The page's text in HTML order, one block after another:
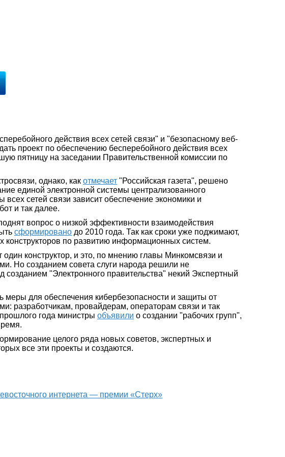
действия всех сетей связи" и "безопасному веб-
проект по обеспечению бесперебойного действия всех
пятницу на заседании Правительственной комиссии по
однако, как отмечает "Российская газета", решено
единой электронной системы централизованного
сетей связи зависит обеспечение экономики и
и так далее.
вопрос о низкой эффективности взаимодействия
сформировано до 2010 года. Так как сроки уже поджимают,
конструкторов по развитию информационных систем.
один конструктор, и это, по мнению главы Минкомсвязи и
Но созданием совета слуги народа решили не
"Электронного правительства" некий Экспертный
для обеспечения кибербезопасности и защиты от
разработчикам, провайдерам, операторам связи и так
года министры объявили о создании "рабочих групп",
целого ряда новых советов, экспертных и
все эти проекты и создаются.
интернета — премии «Стерх»